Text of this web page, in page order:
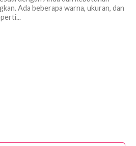
Ada beberapa warna, ukuran, dan